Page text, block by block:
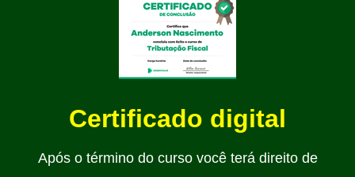
Certificado digital
Após o término do curso você terá direito de